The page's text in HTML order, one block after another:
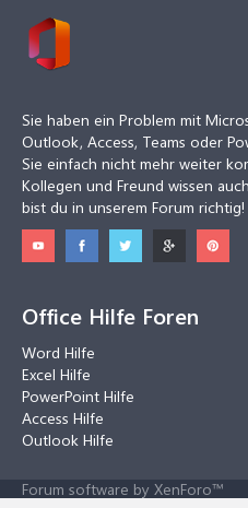
Sie haben ein Problem mit
Outlook, Access, Teams oder
Sie einfach nicht mehr weiter
Kollegen und Freund wissen
bist du in unserem Forum richtig!
Office Hilfe Foren
Word Hilfe
Excel Hilfe
PowerPoint Hilfe
Access Hilfe
Outlook Hilfe
Forum software by XenForo™